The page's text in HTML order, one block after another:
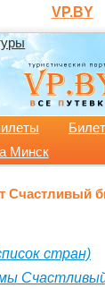
VP.BY
Минск
Счастливый
стран)